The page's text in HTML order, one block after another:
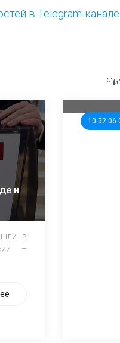
в Telegram-
и
в
–
10:52